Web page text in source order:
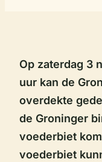
Op zaterdag 3
uur kan de
overdekte
de Groninger
voederbiet
voederbiet